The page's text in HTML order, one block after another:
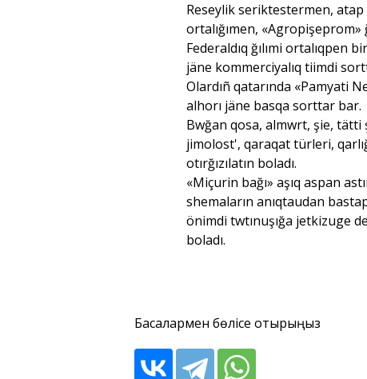
Reseylik seriktestermen, atap
ortalığımen, «Agropişeprom»
Federaldıq ğılımi ortalıqpen
jäne kommerciyalıq tiimdi
Olardıñ qatarında «Pamyati
alhorı jäne basqa sorttar bar.
Bwğan qosa, almwrt, şie, tätti
jimolost', qaraqat türleri,
otırğızılatın boladı.
«Miçurin bağı» aşıq aspan
shemaların anıqtaudan
önimdi twtınuşığa jetkizuge
boladı.
Басқалармен бөлісе отырыңыз